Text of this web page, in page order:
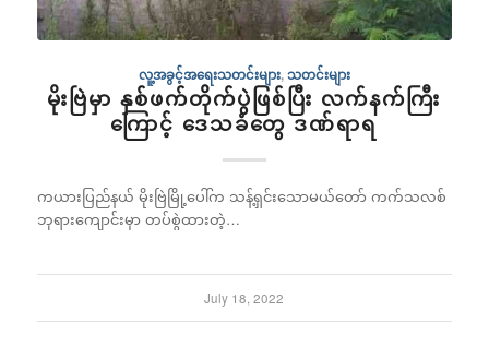
လူ့အခွင့်အရေးသတင်းများ,သတင်းများ
မိုးဗြဲမှာ နှစ်ဖက်တိုက်ပွဲဖြစ်ပြီး လက်နက်ကြီး
ကြောင့် ဒေသခံတွေ ဒဏ်ရာရ
ကယားပြည်နယ် မိုးဗြဲမြို့ပေါ်က သန့်ရှင်းသောမယ်တော် ကက်သလစ်
ဘုရားကျောင်းမှာ တပ်စွဲထားတဲ့…
July 18, 2022